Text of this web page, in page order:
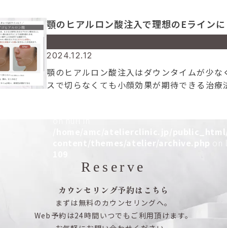
on null in
/home/amc/atelierclinic.jp/
content/themes/atelier/archive.phpon
109
からふっくらとし、老化が原因でへこん […]
顎のヒアルロン酸注入で理想のEライン
Warning: Undefined array key 0 in
content/themes/atelier/archive.phpon
109
/home/amc/atelierclinic.jp/
content/themes/atelier/archive.php
on
2024.12.12
顎のヒアルロン酸注入はダウンタイムが少な
スで切らなくても小顔効果が期待できる治療
Reserve
カウンセリング予約はこちら
まずは無料のカウンセリングへ。
Web予約は24時間いつでもご利用頂けます。